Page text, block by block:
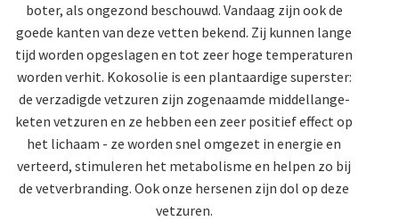
boter, als ongezond beschouwd. Vandaag zijn ook de
goede kanten van deze vetten bekend. Zij kunnen lange
tijd worden opgeslagen en tot zeer hoge temperaturen
worden verhit. Kokosolie is een plantaardige superster:
de verzadigde vetzuren zijn zogenaamde middellange-
keten vetzuren en ze hebben een zeer positief effect op
het lichaam - ze worden snel omgezet in energie en
verteerd, stimuleren het metabolisme en helpen zo bij
de vetverbranding. Ook onze hersenen zijn dol op deze
vetzuren.